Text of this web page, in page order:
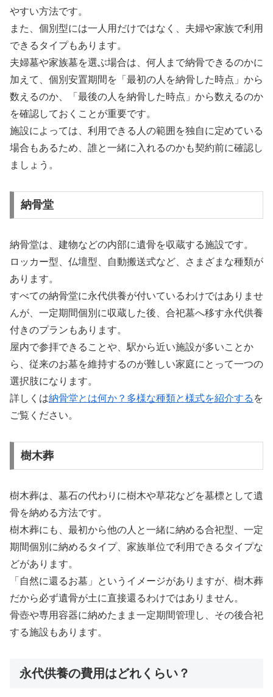
やすい方法です。
また、個別型には一人用だけではなく、夫婦や家族で利用
できるタイプもあります。
夫婦墓や家族墓を選ぶ場合は、何人まで納骨できるのかに
加えて、個別安置期間を「最初の人を納骨した時点」から
数えるのか、「最後の人を納骨した時点」から数えるのか
を確認しておくことが重要です。
施設によっては、利用できる人の範囲を独自に定めている
場合もあるため、誰と一緒に入れるのかも契約前に確認し
ましょう。
納骨堂
納骨堂は、建物などの内部に遺骨を収蔵する施設です。
ロッカー型、仏壇型、自動搬送式など、さまざまな種類が
あります。
すべての納骨堂に永代供養が付いているわけではありませ
んが、一定期間個別に収蔵した後、合祀墓へ移す永代供養
付きのプランもあります。
屋内で参拝できることや、駅から近い施設が多いことか
ら、従来のお墓を維持するのが難しい家庭にとって一つの
選択肢になります。
詳しくは納骨堂とは何か？多様な種類と様式を紹介する を
ご覧ください。
樹木葬
樹木葬は、墓石の代わりに樹木や草花などを墓標として遺
骨を納める方法です。
樹木葬にも、最初から他の人と一緒に納める合祀型、一定
期間個別に納めるタイプ、家族単位で利用できるタイプな
どがあります。
「自然に還るお墓」というイメージがありますが、樹木葬
だから必ず遺骨が土に直接還るわけではありません。
骨壺や専用容器に納めたまま一定期間管理し、その後合祀
する施設もあります。
永代供養の費用はどれくらい？